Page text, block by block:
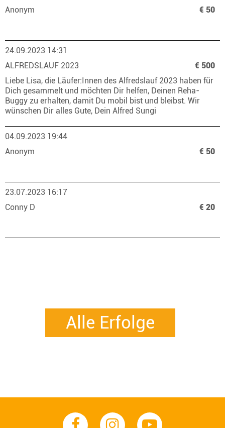
Anonym
€ 50
24.09.2023 14:31
ALFREDSLAUF 2023
€ 500
Liebe Lisa, die Läufer:Innen des Alfredslauf 2023 haben für
Dich gesammelt und möchten Dir helfen, Deinen Reha-
Buggy zu erhalten, damit Du mobil bist und bleibst. Wir
wünschen Dir alles Gute, Dein Alfred Sungi
04.09.2023 19:44
Anonym
€ 50
23.07.2023 16:17
Conny D
€ 20
Alle Erfolge